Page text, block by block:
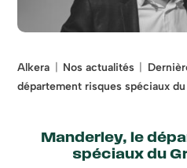
Alkera Nos actualités
département risques spéciaux
Manderley, le
spéciaux du